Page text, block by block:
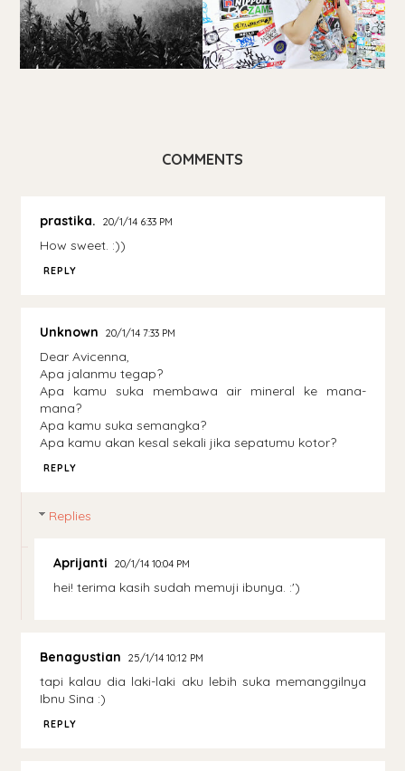
COMMENTS
prastika. 20/1/14 6:33 PM
How sweet. :))
REPLY
Unknown 20/1/14 7:33 PM
Dear Avicenna,
Apa jalanmu tegap?
Apa kamu suka membawa air mineral ke mana-
mana?
Apa kamu suka semangka?
Apa kamu akan kesal sekali jika sepatumu kotor?
REPLY
Replies
Aprijanti 20/1/14 10:04 PM
hei! terima kasih sudah memuji ibunya. :')
Benagustian 25/1/14 10:12 PM
tapi kalau dia laki-laki aku lebih suka memanggilnya
Ibnu Sina :)
REPLY